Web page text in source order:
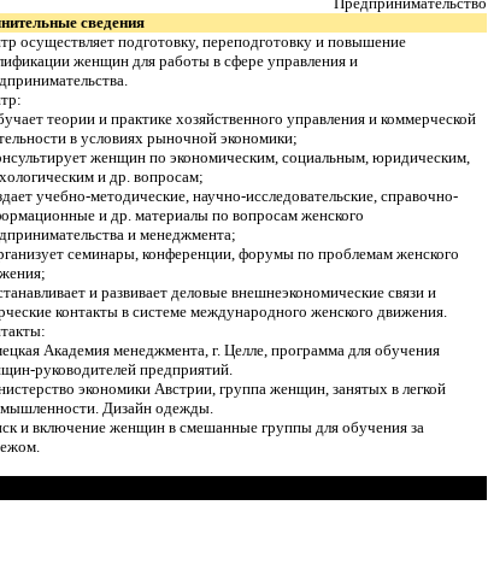
сведения
осуществляет подготовку, переподготовку и повышение
женщин для работы в сфере управления и
теории и практике хозяйственного управления и коммерческой
в условиях рыночной экономики;
женщин по экономическим, социальным, юридическим,
и др. вопросам;
учебно-методические, научно-исследовательские, справочно-
и др. материалы по вопросам женского
и менеджмента;
семинары, конференции, форумы по проблемам женского
и развивает деловые внешнеэкономические связи и
контакты в системе международного женского движения.
Академия менеджмента, г. Целле, программа для обучения
руководителей предприятий.
экономики Австрии, группа женщин, занятых в легкой
Дизайн одежды.
и включение женщин в смешанные группы для обучения за